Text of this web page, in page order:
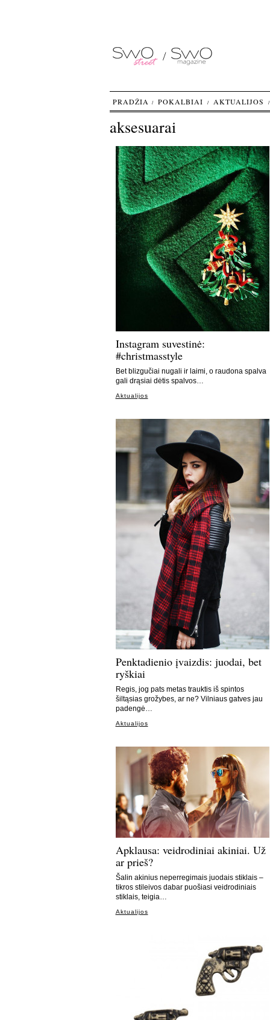
aksesuarai
Instagram suvestinė:
#christmasstyle
Bet blizgučiai nugali ir laimi, o raudona spalva
gali drąsiai dėtis spalvos…
Aktualijos
Penktadienio įvaizdis: juodai, bet
ryškiai
Regis, jog pats metas trauktis iš spintos
šiltąsias grožybes, ar ne? Vilniaus gatves jau
padengė…
Aktualijos
Apklausa: veidrodiniai akiniai. Už
ar prieš?
Šalin akinius neperregimais juodais stiklais –
tikros stileivos dabar puošiasi veidrodiniais
stiklais, teigia…
Aktualijos
PRADŽIA POKALBIAI AKTUALIJOS